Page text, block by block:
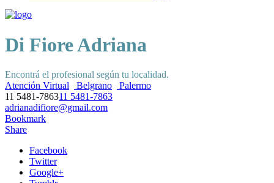
Di Fiore Adriana
Encontrá el profesional según tu localidad.
Atención Virtual
Belgrano
Palermo
11 5481-786311 5481-7863
adrianadifiore@gmail.com
Bookmark
Share
Facebook
Twitter
Google+